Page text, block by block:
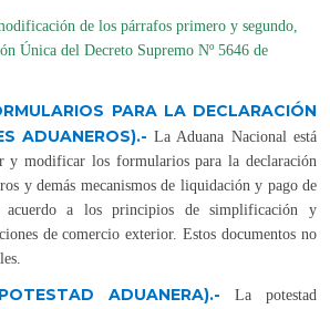
de los párrafos primero y segundo,
Única del Decreto Supremo Nº 5646 de
PARA LA DECLARACIÓN
ADUANEROS).- La Aduana Nacional está
y modificar los formularios para la declaración
y demás mecanismos de liquidación y pago de
acuerdo a los principios de simplificación y
de comercio exterior. Estos documentos no
ADUANERA).- La potestad